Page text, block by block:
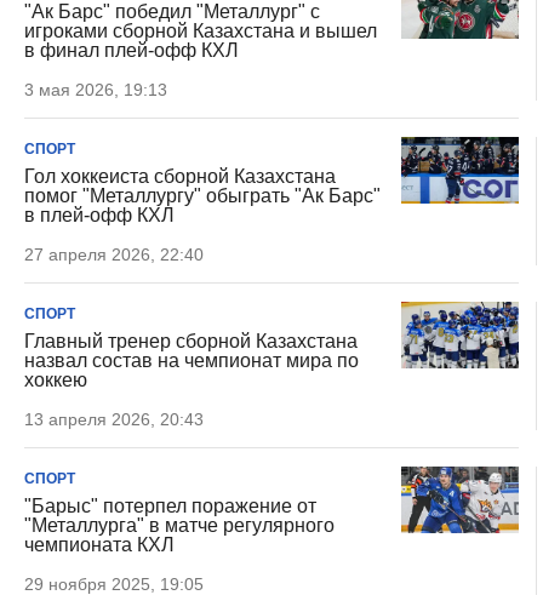
"Ак Барс" победил "Металлург" с
игроками сборной Казахстана и вышел
в финал плей-офф КХЛ
3 мая 2026, 19:13
СПОРТ
Гол хоккеиста сборной Казахстана
помог "Металлургу" обыграть "Ак Барс"
в плей-офф КХЛ
27 апреля 2026, 22:40
СПОРТ
Главный тренер сборной Казахстана
назвал состав на чемпионат мира по
хоккею
13 апреля 2026, 20:43
СПОРТ
"Барыс" потерпел поражение от
"Металлурга" в матче регулярного
чемпионата КХЛ
29 ноября 2025, 19:05